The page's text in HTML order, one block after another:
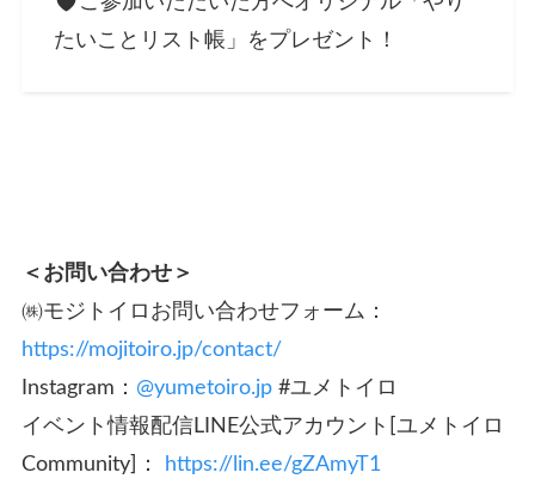
たいことリスト帳」をプレゼント！
＜お問い合わせ＞
㈱モジトイロお問い合わせフォーム：
https://mojitoiro.jp/contact/
Instagram： @yumetoiro.jp#ユメトイロ
イベント情報配信LINE公式アカウント[ユメトイロ
Community]：
https://lin.ee/gZAmyT1